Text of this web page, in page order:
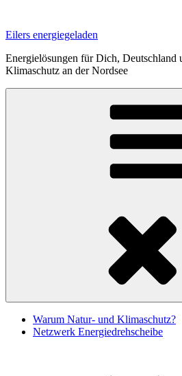
springen
Eilers energiegeladen
Energielösungen für Dich, Deutschland
Klimaschutz an der Nordsee
Warum Natur- und Klimaschutz?
Netzwerk Energiedrehscheibe